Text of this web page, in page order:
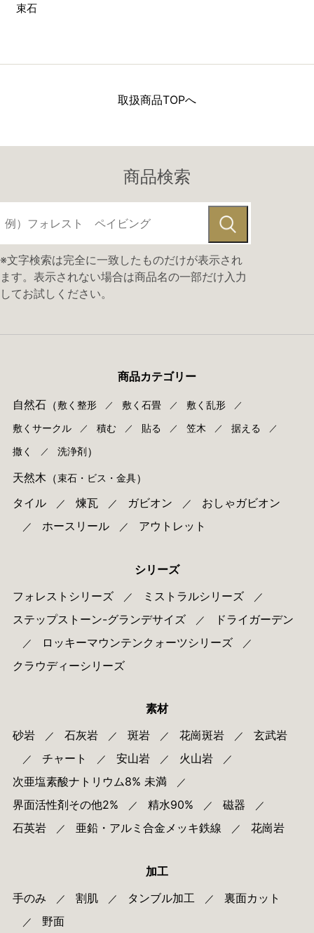
束石
取扱商品TOPへ
商品検索
※文字検索は完全に一致したものだけが表示され
ます。表示されない場合は商品名の一部だけ入力
してお試しください。
商品カテゴリー
自然石（敷く整形／ 敷く石畳／ 敷く乱形／
敷くサークル／ 積む／ 貼る ／ 笠木 ／ 据える ／
撒く ／ 洗浄剤）
天然木 （束⽯・ビス・⾦具）
タイル／ 煉瓦／ ガビオン ／ おしゃガビオン
／ ホースリール／ アウトレット
シリーズ
フォレストシリーズ／ ミストラルシリーズ／
ステップストーン-グランデサイズ／ ドライガーデン
／ ロッキーマウンテンクォーツシリーズ／
クラウディーシリーズ
素材
砂岩／ 石灰岩／ 斑岩／ 花崗斑岩／ 玄武岩
／ チャート ／ 安山岩／ 火山岩／
次亜塩素酸ナトリウム8% 未満 ／
界面活性剤その他2% ／ 精水90% ／ 磁器 ／
石英岩／ 亜鉛・アルミ合金メッキ鉄線 ／ 花崗岩
加工
手のみ ／ 割肌／ タンブル加工 ／ 裏面カット
／ 野面